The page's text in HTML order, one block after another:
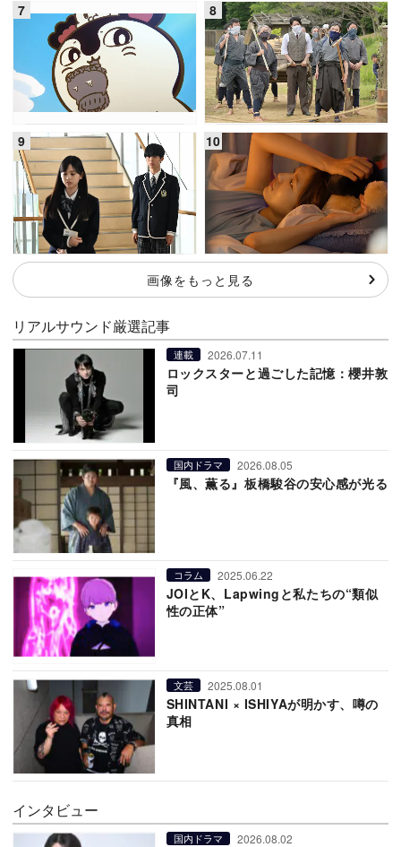
画像をもっと見る
リアルサウンド厳選記事
連載 2026.07.11
ロックスターと過ごした記憶：櫻井敦
司
国内ドラマ 2026.08.05
『風、薫る』板橋駿谷の安心感が光る
コラム 2025.06.22
JOIとK、Lapwingと私たちの“類似
性の正体”
文芸 2025.08.01
SHINTANI × ISHIYAが明かす、噂の
真相
インタビュー
国内ドラマ 2026.08.02